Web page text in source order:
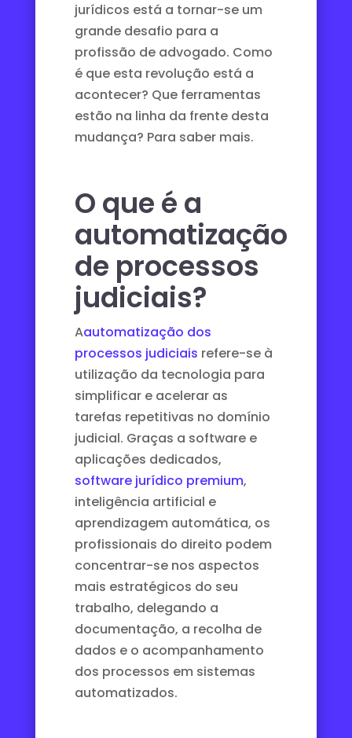
jurídicos está a tornar-se um
grande desafio para a
profissão de advogado. Como
é que esta revolução está a
acontecer? Que ferramentas
estão na linha da frente desta
mudança? Para saber mais.
O que é a
automatização
de processos
judiciais?
Aautomatização dos
processos judiciais refere-se à
utilização da tecnologia para
simplificar e acelerar as
tarefas repetitivas no domínio
judicial. Graças a software e
aplicações dedicados,
software jurídico premium,
inteligência artificial e
aprendizagem automática, os
profissionais do direito podem
concentrar-se nos aspectos
mais estratégicos do seu
trabalho, delegando a
documentação, a recolha de
dados e o acompanhamento
dos processos em sistemas
automatizados.